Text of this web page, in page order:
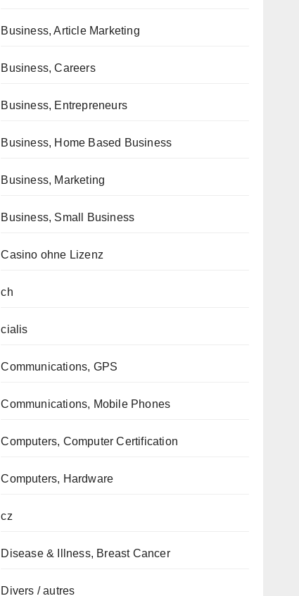
Business, Article Marketing
Business, Careers
Business, Entrepreneurs
Business, Home Based Business
Business, Marketing
Business, Small Business
Casino ohne Lizenz
ch
cialis
Communications, GPS
Communications, Mobile Phones
Computers, Computer Certification
Computers, Hardware
cz
Disease & Illness, Breast Cancer
Divers / autres